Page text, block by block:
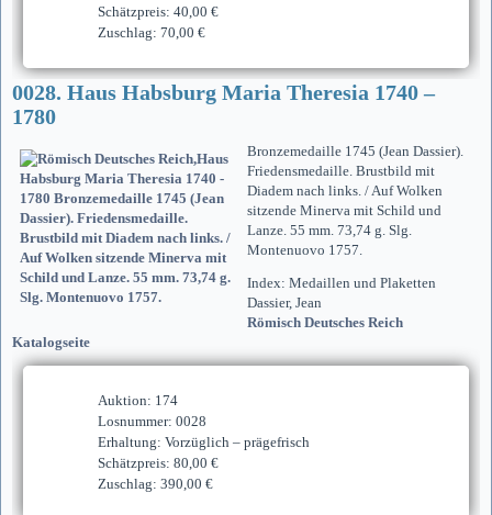
Schätzpreis: 40,00 €
Zuschlag: 70,00 €
0028. Haus Habsburg Maria Theresia 1740 –
1780
Bronzemedaille 1745 (Jean Dassier).
Friedensmedaille. Brustbild mit
Diadem nach links. / Auf Wolken
sitzende Minerva mit Schild und
Lanze. 55 mm. 73,74 g. Slg.
Montenuovo 1757.
Index: Medaillen und Plaketten
Dassier, Jean
Römisch Deutsches Reich
Katalogseite
Auktion: 174
Losnummer: 0028
Erhaltung: Vorzüglich – prägefrisch
Schätzpreis: 80,00 €
Zuschlag: 390,00 €